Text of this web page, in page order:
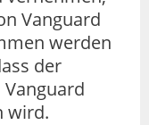
Vanguard
werden
der
wird.